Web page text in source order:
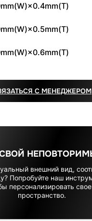
С МЕНЕДЖЕРОМ
внешний вид,
Попробуйте наш
персонализировать
пространство.